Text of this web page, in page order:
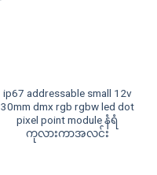
ip67 addressable small 12v
30mm dmx rgb rgbw led dot
pixel point module နံရံ
ကုလားကာအလင်း